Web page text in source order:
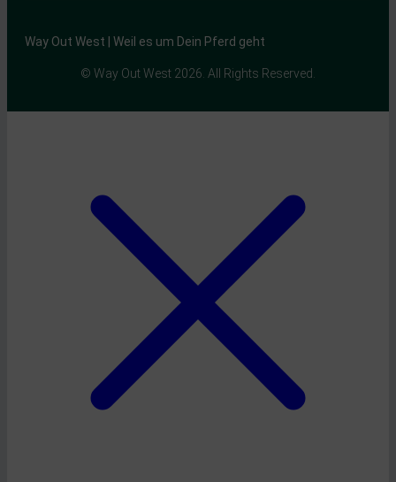
Way Out West | Weil es um Dein Pferd geht
© Way Out West 2026. All Rights Reserved.